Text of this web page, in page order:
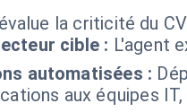
la criticité du
cible : L'agent
automatisées :
aux équipes